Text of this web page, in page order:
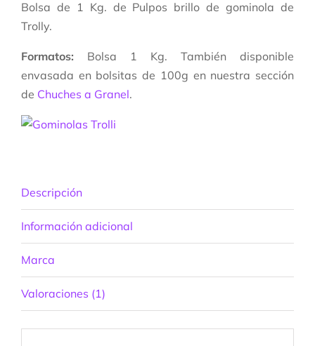
Bolsa de 1 Kg. de Pulpos brillo de gominola de
Trolly.
Formatos: Bolsa 1 Kg. También disponible
envasada en bolsitas de 100g en nuestra sección
de Chuches a Granel.
Descripción
Información adicional
Marca
Valoraciones (1)